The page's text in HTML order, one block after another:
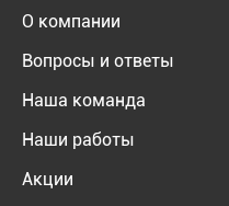
О компании
Вопросы и ответы
Наша команда
Наши работы
Акции